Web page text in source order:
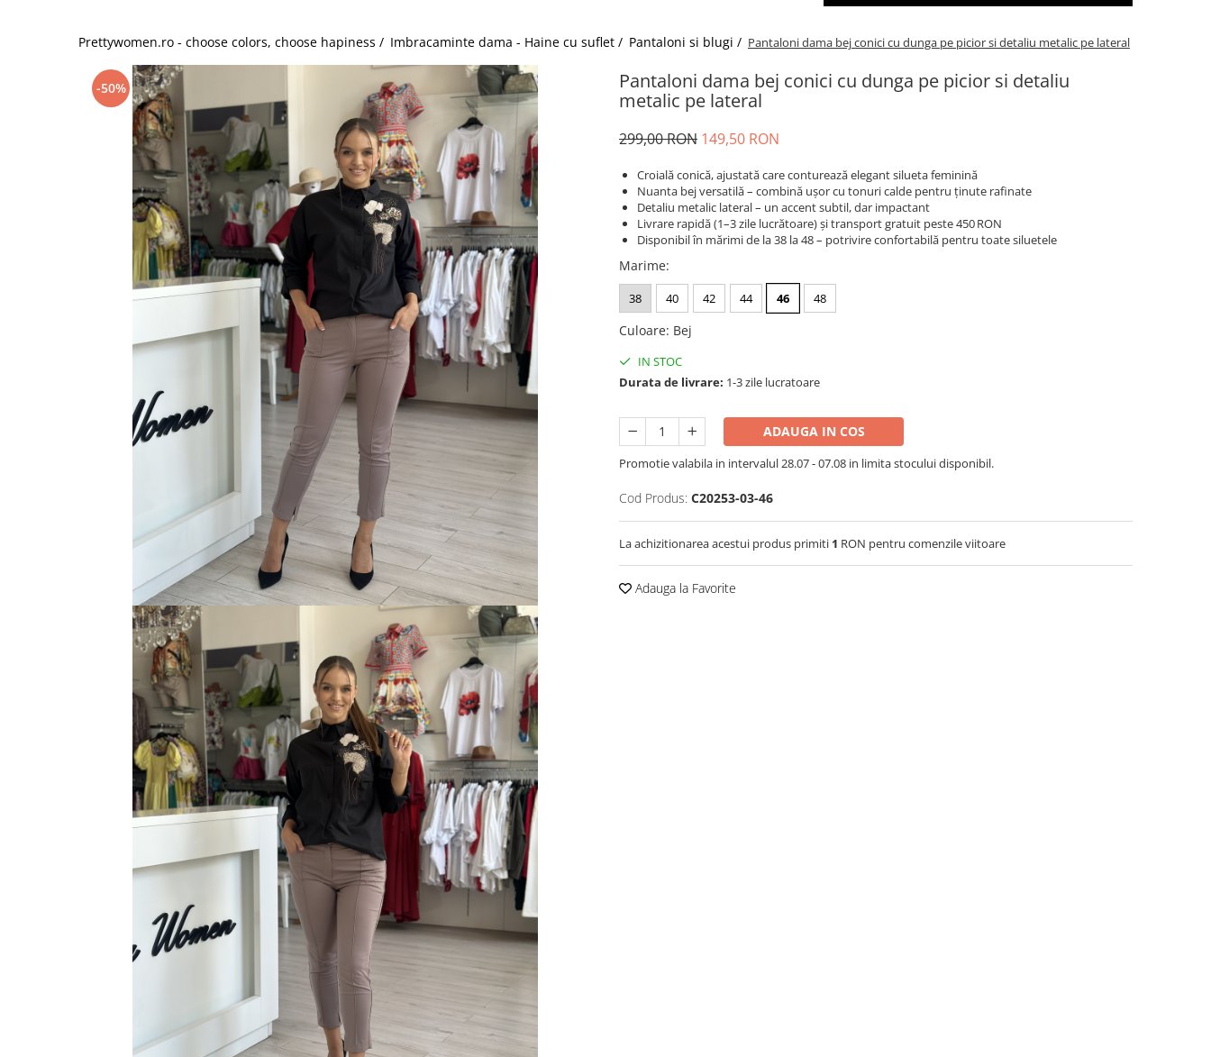
Prettywomen.ro - choose colors, choose hapiness / Imbracaminte dama - Haine cu suflet / Pantaloni si blugi / Pantaloni dama bej conici cu dunga pe picior si detaliu metalic pe lateral
-50%
Pantaloni dama bej conici cu dunga pe picior si detaliu
metalic pe lateral
299,00 RON 149,50 RON
Croială conică, ajustată care conturează elegant silueta feminină
Nuanta bej versatilă – combină ușor cu tonuri calde pentru ținute rafinate
Detaliu metalic lateral – un accent subtil, dar impactant
Livrare rapidă (1–3 zile lucrătoare) și transport gratuit peste 450 RON
Disponibil în mărimi de la 38 la 48 – potrivire confortabilă pentru toate siluetele
Marime:
38 40 42 44 46 48
Culoare: Bej
IN STOC
Durata de livrare: 1-3 zile lucratoare
ADAUGA IN COS
Promotie valabila in intervalul 28.07 - 07.08 in limita stocului disponibil.
Cod Produs: C20253-03-46
La achizitionarea acestui produs primiti 1 RON pentru comenzile viitoare
Adauga la Favorite